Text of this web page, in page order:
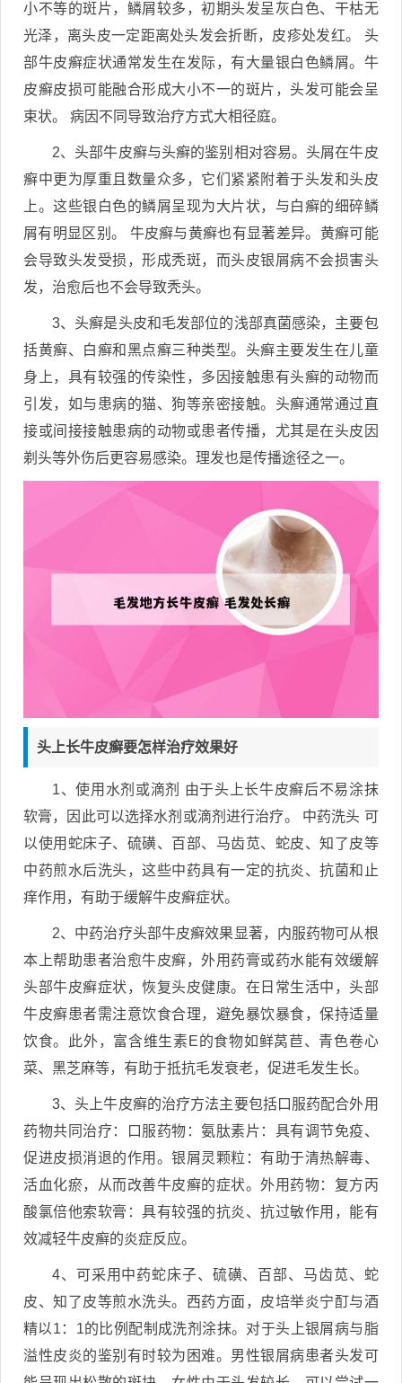
小不等的斑片，鳞屑较多，初期头发呈灰白色、干枯无
光泽，离头皮一定距离处头发会折断，皮疹处发红。 头
部牛皮癣症状通常发生在发际，有大量银白色鳞屑。牛
皮癣皮损可能融合形成大小不一的斑片，头发可能会呈
束状。 病因不同导致治疗方式大相径庭。
2、头部牛皮癣与头癣的鉴别相对容易。头屑在牛皮
癣中更为厚重且数量众多，它们紧紧附着于头发和头皮
上。这些银白色的鳞屑呈现为大片状，与白癣的细碎鳞
屑有明显区别。 牛皮癣与黄癣也有显著差异。黄癣可能
会导致头发受损，形成秃斑，而头皮银屑病不会损害头
发，治愈后也不会导致秃头。
3、头癣是头皮和毛发部位的浅部真菌感染，主要包
括黄癣、白癣和黑点癣三种类型。头癣主要发生在儿童
身上，具有较强的传染性，多因接触患有头癣的动物而
引发，如与患病的猫、狗等亲密接触。头癣通常通过直
接或间接接触患病的动物或患者传播，尤其是在头皮因
剃头等外伤后更容易感染。理发也是传播途径之一。
头上长牛皮癣要怎样治疗效果好
1、使用水剂或滴剂 由于头上长牛皮癣后不易涂抹
软膏，因此可以选择水剂或滴剂进行治疗。 中药洗头 可
以使用蛇床子、硫磺、百部、马齿苋、蛇皮、知了皮等
中药煎水后洗头，这些中药具有一定的抗炎、抗菌和止
痒作用，有助于缓解牛皮癣症状。
2、中药治疗头部牛皮癣效果显著，内服药物可从根
本上帮助患者治愈牛皮癣，外用药膏或药水能有效缓解
头部牛皮癣症状，恢复头皮健康。在日常生活中，头部
牛皮癣患者需注意饮食合理，避免暴饮暴食，保持适量
饮食。此外，富含维生素E的食物如鲜莴苣、青色卷心
菜、黑芝麻等，有助于抵抗毛发衰老，促进毛发生长。
3、头上牛皮癣的治疗方法主要包括口服药配合外用
药物共同治疗：口服药物：氨肽素片：具有调节免疫、
促进皮损消退的作用。银屑灵颗粒：有助于清热解毒、
活血化瘀，从而改善牛皮癣的症状。外用药物：复方丙
酸氯倍他索软膏：具有较强的抗炎、抗过敏作用，能有
效减轻牛皮癣的炎症反应。
4、可采用中药蛇床子、硫磺、百部、马齿苋、蛇
皮、知了皮等煎水洗头。西药方面，皮培举炎宁酊与酒
精以1：1的比例配制成洗剂涂抹。对于头上银屑病与脂
溢性皮炎的鉴别有时较为困难。男性银屑病患者头发可